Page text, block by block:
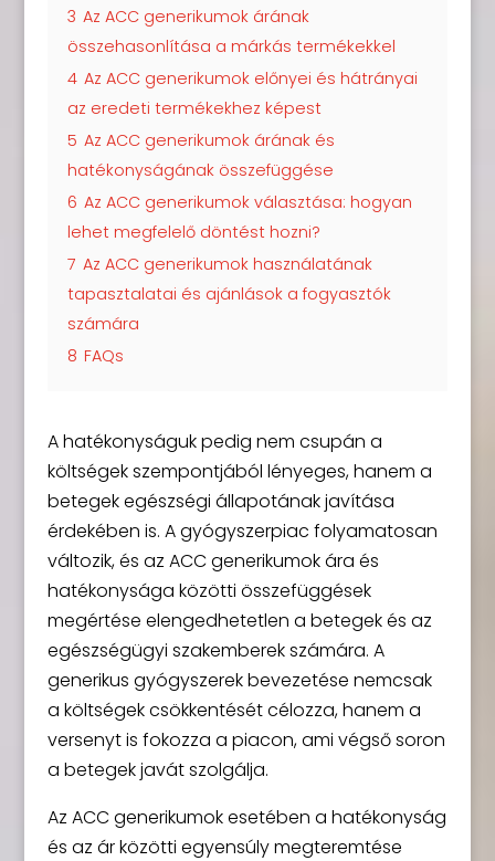
3 Az ACC generikumok árának
összehasonlítása a márkás termékekkel
4 Az ACC generikumok előnyei és hátrányai
az eredeti termékekhez képest
5 Az ACC generikumok árának és
hatékonyságának összefüggése
6 Az ACC generikumok választása: hogyan
lehet megfelelő döntést hozni?
7 Az ACC generikumok használatának
tapasztalatai és ajánlások a fogyasztók
számára
8 FAQs
A hatékonyságuk pedig nem csupán a
költségek szempontjából lényeges, hanem a
betegek egészségi állapotának javítása
érdekében is. A gyógyszerpiac folyamatosan
változik, és az ACC generikumok ára és
hatékonysága közötti összefüggések
megértése elengedhetetlen a betegek és az
egészségügyi szakemberek számára. A
generikus gyógyszerek bevezetése nemcsak
a költségek csökkentését célozza, hanem a
versenyt is fokozza a piacon, ami végső soron
a betegek javát szolgálja.
Az ACC generikumok esetében a hatékonyság
és az ár közötti egyensúly megteremtése